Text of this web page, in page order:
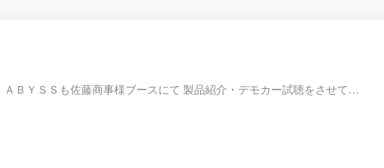
ＢＹＳＳも佐藤商事様ブースにて 製品紹介・デモカー試聴をさせて…